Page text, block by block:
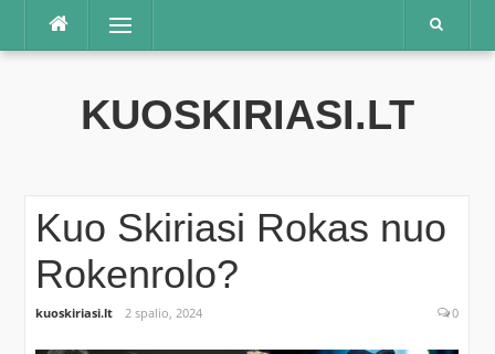
Praleisti
Meniu
KUOSKIRIASI.LT
Kuo Skiriasi Rokas nuo
Rokenrolo?
kuoskiriasi.lt 2 spalio, 2024 0